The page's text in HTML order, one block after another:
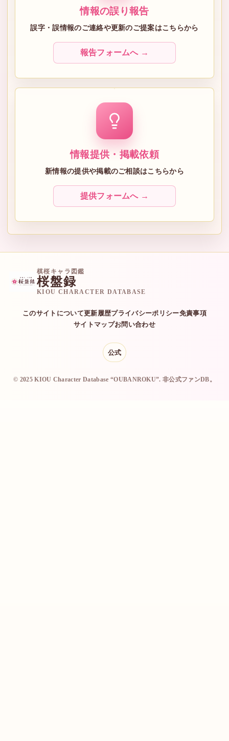
情報の誤り報告
誤字・誤情報のご連絡や更新のご提案はこちらから
報告フォームへ →
情報提供・掲載依頼
新情報の提供や掲載のご相談はこちらから
提供フォームへ →
棋桜キャラ図鑑
桜盤録
KIOU CHARACTER DATABASE
このサイトについて更新履歴プライバシーポリシー免責事項
サイトマップお問い合わせ
公式
© 2025 KIOU Character Database “OUBANROKU”. 非公式ファンDB。